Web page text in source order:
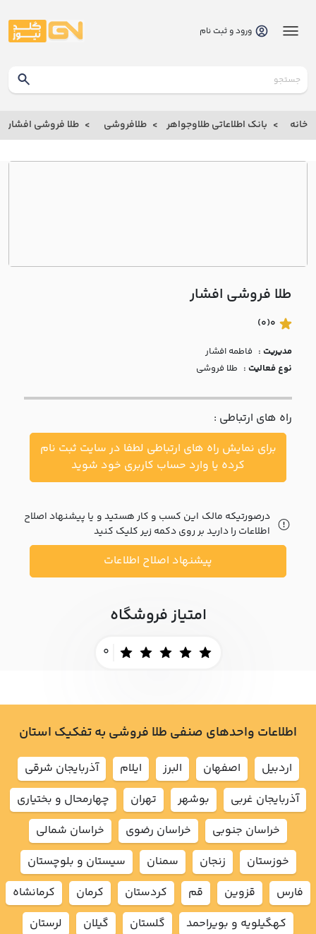
بانک
بانک
اطلاعاتی
درباره
با ما
مقالات
اخبار
پرسش
متداول
خواست
ورود و ثبت نام
خانه بانک اطلاعاتی طلاوجواهر طلافروشی طلا فروشی افشار
طلا فروشی افشار
0
(0)
مدیریت : فاطمه افشار
نوع فعالیت : طلا فروشی
راه های ارتباطی :
برای نمایش راه های ارتباطی لطفا در سایت ثبت نام
کرده یا وارد حساب کاربری خود شوید
درصورتیکه مالک این کسب و کار هستید و یا پیشنهاد اصلاح
اطلاعات را دارید بر روی دکمه زیر کلیک کنید
پیشنهاد اصلاح اطلاعات
امتیاز فروشگاه
0
اطلاعات واحدهای صنفی طلا فروشی به تفکیک استان
اردبيل اصفهان البرز ايلام
آذربايجان شرقي
آذربايجان غربي
بوشهر تهران
چهارمحال و بختياري
خراسان جنوبي
خراسان رضوي
خراسان شمالي
خوزستان
زنجان سمنان
سيستان و بلوچستان
فارس
قزوين قم كردستان كرمان
كرمانشاه
كهگيلويه و بويراحمد
گلستان گيلان
لرستان